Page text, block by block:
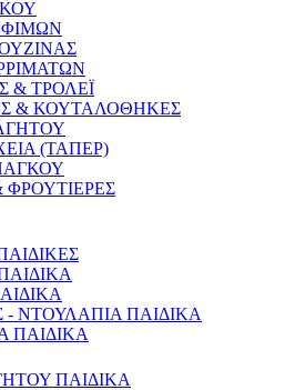
& ΤΡΟΛΕΪ
& ΚΟΥΤΑΛΟΘΗΚΕΣ
(ΤΑΠΕΡ)
ΦΡΟΥΤΙΕΡΕΣ
ΝΤΟΥΛΑΠΙΑ ΠΑΙΔΙΚΑ
ΠΑΙΔΙΚΑ
ΠΑΙΔΙΚΑ